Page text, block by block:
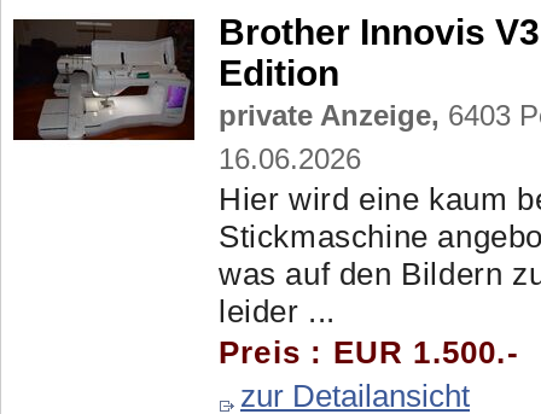
Brother Innovis
Edition
private Anzeige, 6403
16.06.2026
Hier wird eine kaum
Stickmaschine
was auf den Bildern
leider ...
Preis : EUR 1.500.-
zur Detailansicht